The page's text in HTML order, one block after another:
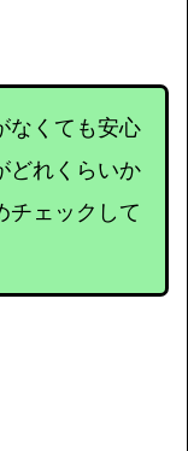
なくても安心
どれくらいか
チェックして